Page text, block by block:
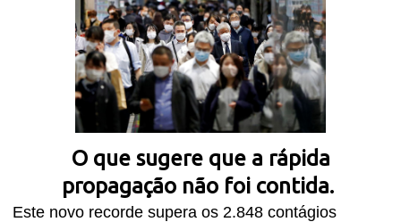
O que sugere que a rápida
propagação não foi contida.
Este novo recorde supera os 2.848 contágios